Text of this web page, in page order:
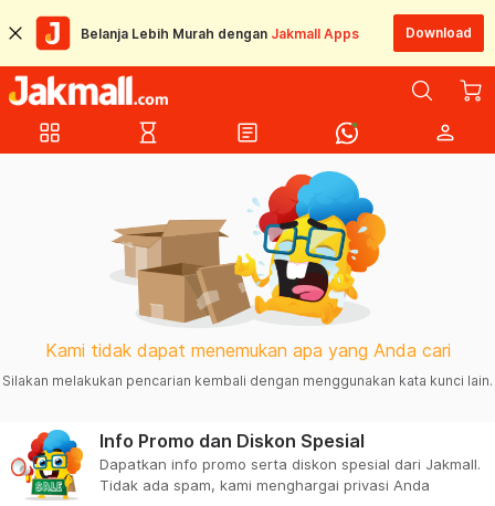
Belanja Lebih Murah dengan Jakmall Apps Download
grid_view hourglass_empty article person
Kami tidak dapat menemukan apa yang Anda cari
Silakan melakukan pencarian kembali dengan menggunakan kata kunci lain.
Info Promo dan Diskon Spesial
Dapatkan info promo serta diskon spesial dari Jakmall.
Tidak ada spam, kami menghargai privasi Anda